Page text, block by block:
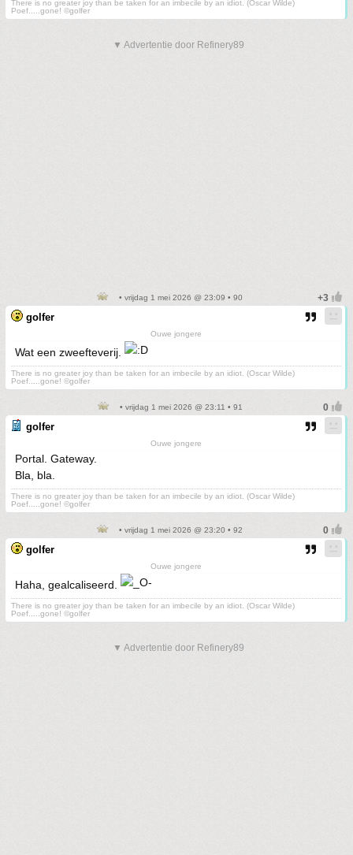
There is no greater joy than be taken for an imbecile by an idiot. (Oscar Wilde)
Poef.....gone! ©golfer
▼ Advertentie door Refinery89
• vrijdag 1 mei 2026 @ 23:09 • 90
golfer
Ouwe jongere
Wat een zweefteverij.
There is no greater joy than be taken for an imbecile by an idiot. (Oscar Wilde)
Poef.....gone! ©golfer
• vrijdag 1 mei 2026 @ 23:11 • 91
golfer
Ouwe jongere
Portal. Gateway.
Bla, bla.
There is no greater joy than be taken for an imbecile by an idiot. (Oscar Wilde)
Poef.....gone! ©golfer
• vrijdag 1 mei 2026 @ 23:20 • 92
golfer
Ouwe jongere
Haha, gealcaliseerd.
There is no greater joy than be taken for an imbecile by an idiot. (Oscar Wilde)
Poef.....gone! ©golfer
▼ Advertentie door Refinery89